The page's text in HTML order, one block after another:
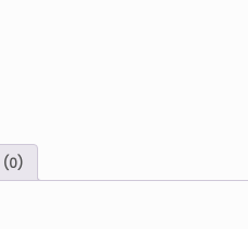
(0)